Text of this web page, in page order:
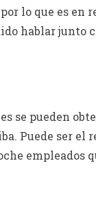
lo que es en
hablar junto
se pueden
Puede ser el
empleados